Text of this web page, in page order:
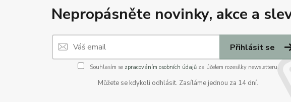
Nepropásněte novinky, akce a
Přihlásit se
Souhlasím se zpracováním osobních údajůza účelem rozesílky newsletteru.
Můžete se kdykoli odhlásit. Zasíláme jednou za 14 dní.